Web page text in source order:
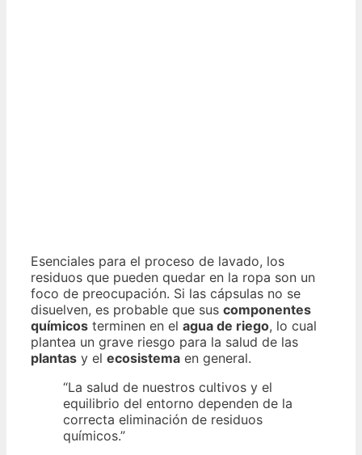
Esenciales para el proceso de lavado, los
residuos que pueden quedar en la ropa son un
foco de preocupación. Si las cápsulas no se
disuelven, es probable que sus componentes
químicos terminen en el agua de riego, lo cual
plantea un grave riesgo para la salud de las
plantas y el ecosistema en general.
“La salud de nuestros cultivos y el
equilibrio del entorno dependen de la
correcta eliminación de residuos
químicos.”